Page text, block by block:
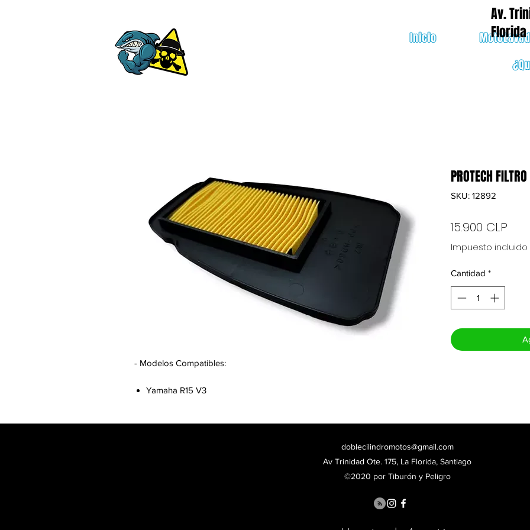
Inicio
Av.
Florida
- Modelos Compatibles:
Yamaha R15 V3
PROTECH
SKU: 12892
15.900 CLP
Impuesto incluido
Cantidad *
doblecilindromotos@gmail.com
Av Trinidad Ote. 175, La Florida, Santiago
©2020 por Tiburón y Peligro